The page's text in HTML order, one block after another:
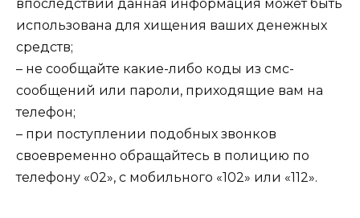
впоследствии данная информация может быть
использована для хищения ваших денежных
средств;
– не сообщайте какие-либо коды из смс-
сообщений или пароли, приходящие вам на
телефон;
– при поступлении подобных звонков
своевременно обращайтесь в полицию по
телефону «02», с мобильного «102» или «112».